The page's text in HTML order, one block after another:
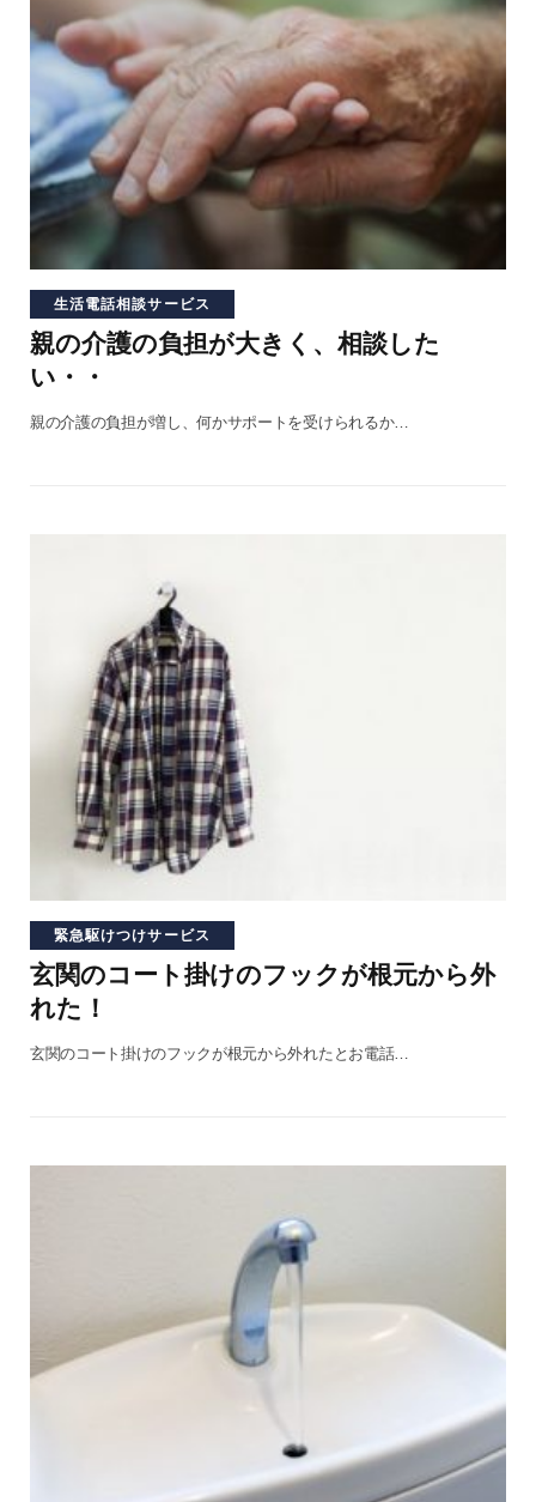
生活電話相談サービス
親の介護の負担が大きく、相談した
い・・
親の介護の負担が増し、何かサポートを受けられるか…
緊急駆けつけサービス
玄関のコート掛けのフックが根元から外
れた！
玄関のコート掛けのフックが根元から外れたとお電話…